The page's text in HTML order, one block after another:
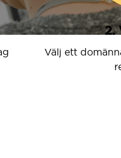
2.
Välj ett